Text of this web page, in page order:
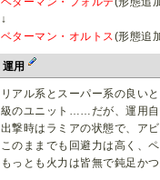
↓
ベターマン・オルトス(形態追
運用
リアル系とスーパー系の良い
級のユニット……だが、運用自
出撃時はラミアの状態で、ア
このままでも回避力は高く、
もっとも火力は皆無で鈍足か